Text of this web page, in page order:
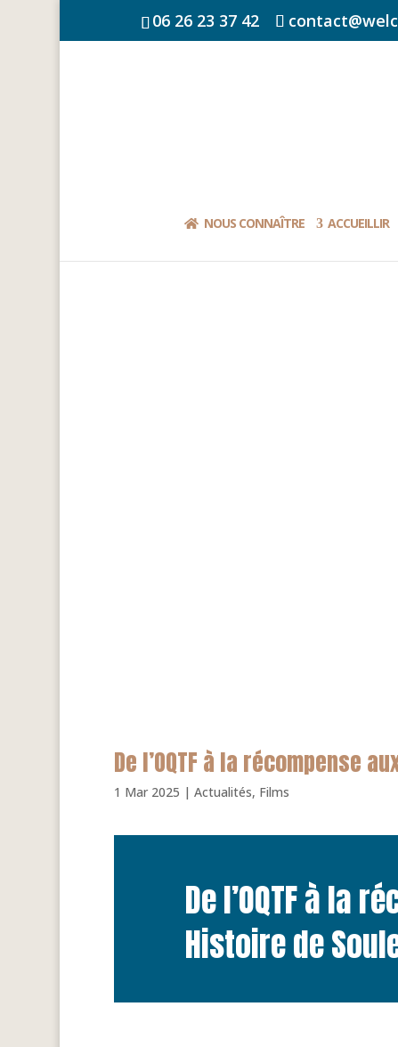
06 26 23 37 42
NOUS CONNAÎTRE ACCUEILLIR
De l’OQTF à la récompense
1 Mar 2025 | Actualités, Films
De l’OQTF à la
Histoire de